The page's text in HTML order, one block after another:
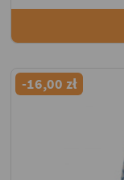
-16,00 zł